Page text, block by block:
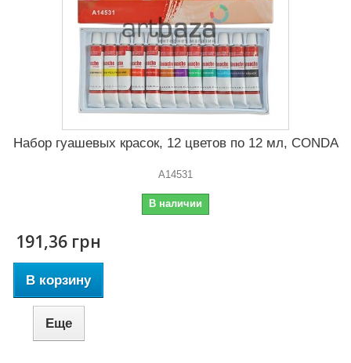
Набор гуашевых красок, 12 цветов по 12 мл, CONDA
A14531
В наличии
191,36 грн
В корзину
Еще